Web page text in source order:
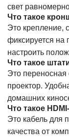
свет
Что такое
Это крепление,
фиксируется на
настроить
Что такое
Это переносная
проектор.
домашних
Что такое
Это кабель для
качества от